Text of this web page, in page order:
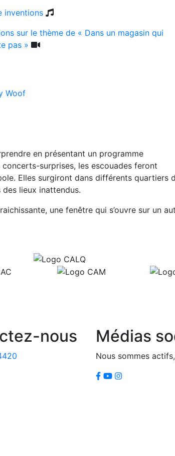
inventions
sur le thème de « Dans un magasin qui
pas »
Woof
en présentant un programme
surprises, les escouades feront
Elles surgiront dans différents quartiers
lieux inattendus.
une fenêtre qui s’ouvre sur un
nous Médias
Nous sommes